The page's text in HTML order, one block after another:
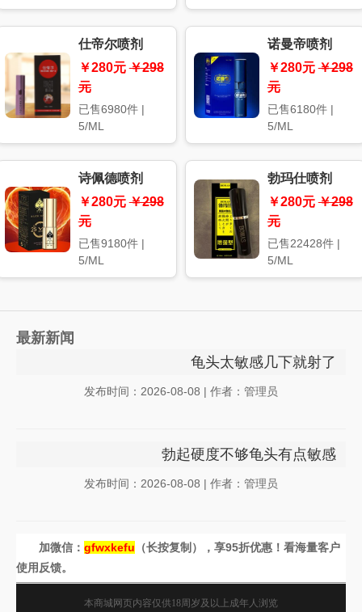
仕帝尔喷剂
￥280元 ￥298
元
已售6980件 |
5/ML
诺曼帝喷剂
￥280元 ￥298
元
已售6180件 |
5/ML
诗佩德喷剂
￥280元 ￥298
元
已售9180件 |
5/ML
勃玛仕喷剂
￥280元 ￥298
元
已售22428件 |
5/ML
最新新闻
龟头太敏感几下就射了
发布时间：2026-08-08 | 作者：管理员
勃起硬度不够龟头有点敏感
发布时间：2026-08-08 | 作者：管理员
加微信： gfwxkefu （长按复制），享95折优惠！看海量客户
使用反馈。
本商城网页内容仅供18周岁及以上成年人浏览